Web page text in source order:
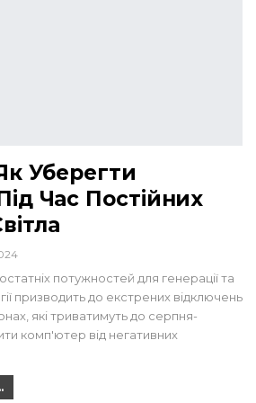
Уберегти
Час Постійних
потужностей для генерації та
призводить до екстрених відключень
які триватимуть до серпня-
комп'ютер від негативних